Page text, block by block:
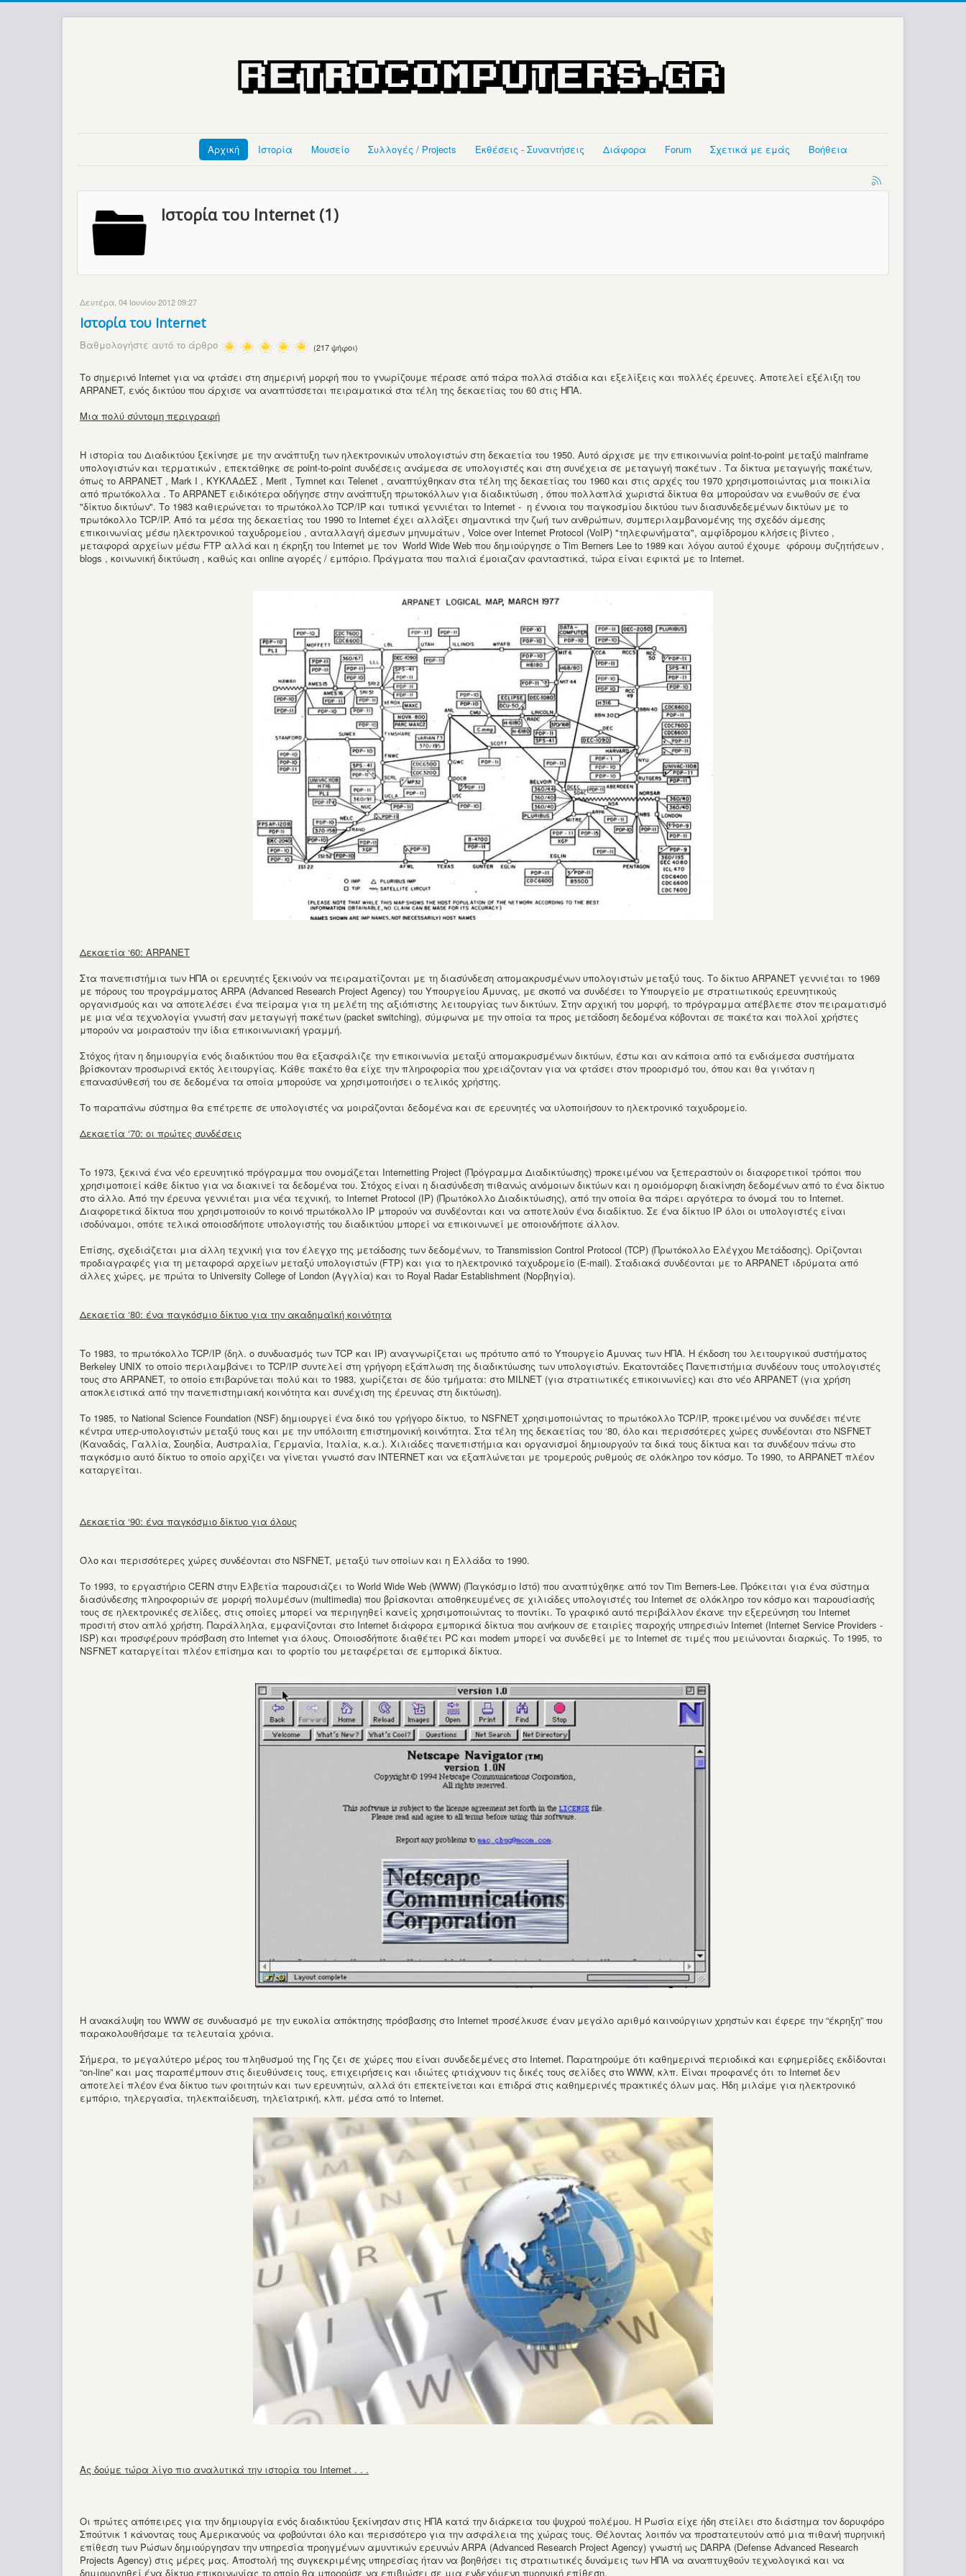
Αρχική Ιστορία Μουσείο Συλλογές / Projects Εκθέσεις - Συναντήσεις Διάφορα Forum Σχετικά με εμάς Βοήθεια
Ιστορία του Internet (1)
Δευτέρα, 04 Ιουνίου 2012 09:27
Ιστορία του Internet
Βαθμολογήστε αυτό το άρθρο (217 ψήφοι)
Το σημερινό Internet για να φτάσει στη σημερινή μορφή που το γνωρίζουμε πέρασε από πάρα πολλά στάδια και εξελίξεις και πολλές έρευνες. Αποτελεί εξέλιξη του
ARPANET, ενός δικτύου που άρχισε να αναπτύσσεται πειραματικά στα τέλη της δεκαετίας του 60 στις ΗΠΑ.
Μια πολύ σύντομη περιγραφή
Η ιστορία του Διαδικτύου ξεκίνησε με την ανάπτυξη των ηλεκτρονικών υπολογιστών στη δεκαετία του 1950. Αυτό άρχισε με την επικοινωνία point-to-point μεταξύ mainframe
υπολογιστών και τερματικών , επεκτάθηκε σε point-to-point συνδέσεις ανάμεσα σε υπολογιστές και στη συνέχεια σε μεταγωγή πακέτων . Τα δίκτυα μεταγωγής πακέτων,
όπως το ARPANET , Mark I , ΚΥΚΛΑΔΕΣ , Merit , Tymnet και Telenet , αναπτύχθηκαν στα τέλη της δεκαετίας του 1960 και στις αρχές του 1970 χρησιμοποιώντας μια ποικιλία
από πρωτόκολλα . Το ARPANET ειδικότερα οδήγησε στην ανάπτυξη πρωτοκόλλων για διαδικτύωση , όπου πολλαπλά χωριστά δίκτυα θα μπορούσαν να ενωθούν σε ένα
"δίκτυο δικτύων". Το 1983 καθιερώνεται το πρωτόκολλο TCP/IP και τυπικά γεννιέται το Internet - η έννοια του παγκοσμίου δικτύου των διασυνδεδεμένων δικτύων με το
πρωτόκολλο TCP/IP. Από τα μέσα της δεκαετίας του 1990 το Internet έχει αλλάξει σημαντικά την ζωή των ανθρώπων, συμπεριλαμβανομένης της σχεδόν άμεσης
επικοινωνίας μέσω ηλεκτρονικού ταχυδρομείου , ανταλλαγή άμεσων μηνυμάτων , Voice over Internet Protocol (VoIP) "τηλεφωνήματα", αμφίδρομου κλήσεις βίντεο ,
μεταφορά αρχείων μέσω FTP αλλά και η έκρηξη του Internet με τον World Wide Web που δημιούργησε ο Tim Berners Lee to 1989 και λόγου αυτού έχουμε φόρουμ συζητήσεων ,
blogs , κοινωνική δικτύωση , καθώς και online αγορές / εμπόριο. Πράγματα που παλιά έμοιαζαν φανταστικά, τώρα είναι εφικτά με το Internet.
Δεκαετία ‘60: ARPANET
Στα πανεπιστήμια των ΗΠΑ οι ερευνητές ξεκινούν να πειραματίζονται με τη διασύνδεση απομακρυσμένων υπολογιστών μεταξύ τους. Το δίκτυο ARPANET γεννιέται το 1969
με πόρους του προγράμματος ARPA (Advanced Research Project Agency) του Υπουργείου Άμυνας, με σκοπό να συνδέσει το Υπουργείο με στρατιωτικούς ερευνητικούς
οργανισμούς και να αποτελέσει ένα πείραμα για τη μελέτη της αξιόπιστης λειτουργίας των δικτύων. Στην αρχική του μορφή, το πρόγραμμα απέβλεπε στον πειραματισμό
με μια νέα τεχνολογία γνωστή σαν μεταγωγή πακέτων (packet switching), σύμφωνα με την οποία τα προς μετάδοση δεδομένα κόβονται σε πακέτα και πολλοί χρήστες
μπορούν να μοιραστούν την ίδια επικοινωνιακή γραμμή.
Στόχος ήταν η δημιουργία ενός διαδικτύου που θα εξασφάλιζε την επικοινωνία μεταξύ απομακρυσμένων δικτύων, έστω και αν κάποια από τα ενδιάμεσα συστήματα
βρίσκονταν προσωρινά εκτός λειτουργίας. Κάθε πακέτο θα είχε την πληροφορία που χρειάζονταν για να φτάσει στον προορισμό του, όπου και θα γινόταν η
επανασύνθεσή του σε δεδομένα τα οποία μπορούσε να χρησιμοποιήσει ο τελικός χρήστης.
Το παραπάνω σύστημα θα επέτρεπε σε υπολογιστές να μοιράζονται δεδομένα και σε ερευνητές να υλοποιήσουν το ηλεκτρονικό ταχυδρομείο.
Δεκαετία ‘70: οι πρώτες συνδέσεις
Το 1973, ξεκινά ένα νέο ερευνητικό πρόγραμμα που ονομάζεται Internetting Project (Πρόγραμμα Διαδικτύωσης) προκειμένου να ξεπεραστούν οι διαφορετικοί τρόποι που
χρησιμοποιεί κάθε δίκτυο για να διακινεί τα δεδομένα του. Στόχος είναι η διασύνδεση πιθανώς ανόμοιων δικτύων και η ομοιόμορφη διακίνηση δεδομένων από το ένα δίκτυο
στο άλλο. Από την έρευνα γεννιέται μια νέα τεχνική, το Internet Protocol (IP) (Πρωτόκολλο Διαδικτύωσης), από την οποία θα πάρει αργότερα το όνομά του το Internet.
Διαφορετικά δίκτυα που χρησιμοποιούν το κοινό πρωτόκολλο IP μπορούν να συνδέονται και να αποτελούν ένα διαδίκτυο. Σε ένα δίκτυο IP όλοι οι υπολογιστές είναι
ισοδύναμοι, οπότε τελικά οποιοσδήποτε υπολογιστής του διαδικτύου μπορεί να επικοινωνεί με οποιονδήποτε άλλον.
Επίσης, σχεδιάζεται μια άλλη τεχνική για τον έλεγχο της μετάδοσης των δεδομένων, το Transmission Control Protocol (TCP) (Πρωτόκολλο Ελέγχου Μετάδοσης). Ορίζονται
προδιαγραφές για τη μεταφορά αρχείων μεταξύ υπολογιστών (FTP) και για το ηλεκτρονικό ταχυδρομείο (E-mail). Σταδιακά συνδέονται με το ARPANET ιδρύματα από
άλλες χώρες, με πρώτα το University College of London (Αγγλία) και το Royal Radar Establishment (Νορβηγία).
Δεκαετία ‘80: ένα παγκόσμιο δίκτυο για την ακαδημαϊκή κοινότητα
Το 1983, το πρωτόκολλο TCP/IP (δηλ. ο συνδυασμός των TCP και IP) αναγνωρίζεται ως πρότυπο από το Υπουργείο Άμυνας των ΗΠΑ. Η έκδοση του λειτουργικού συστήματος
Berkeley UNIX το οποίο περιλαμβάνει το TCP/IP συντελεί στη γρήγορη εξάπλωση της διαδικτύωσης των υπολογιστών. Εκατοντάδες Πανεπιστήμια συνδέουν τους υπολογιστές
τους στο ARPANET, το οποίο επιβαρύνεται πολύ και το 1983, χωρίζεται σε δύο τμήματα: στο MILNET (για στρατιωτικές επικοινωνίες) και στο νέο ARPANET (για χρήση
αποκλειστικά από την πανεπιστημιακή κοινότητα και συνέχιση της έρευνας στη δικτύωση).
Το 1985, το National Science Foundation (NSF) δημιουργεί ένα δικό του γρήγορο δίκτυο, το NSFNET χρησιμοποιώντας το πρωτόκολλο TCP/IP, προκειμένου να συνδέσει πέντε
κέντρα υπερ-υπολογιστών μεταξύ τους και με την υπόλοιπη επιστημονική κοινότητα. Στα τέλη της δεκαετίας του ‘80, όλο και περισσότερες χώρες συνδέονται στο NSFNET
(Καναδάς, Γαλλία, Σουηδία, Αυστραλία, Γερμανία, Ιταλία, κ.α.). Χιλιάδες πανεπιστήμια και οργανισμοί δημιουργούν τα δικά τους δίκτυα και τα συνδέουν πάνω στο
παγκόσμιο αυτό δίκτυο το οποίο αρχίζει να γίνεται γνωστό σαν INTERNET και να εξαπλώνεται με τρομερούς ρυθμούς σε ολόκληρο τον κόσμο. Το 1990, το ARPANET πλέον
καταργείται.
Δεκαετία ‘90: ένα παγκόσμιο δίκτυο για όλους
Όλο και περισσότερες χώρες συνδέονται στο NSFNET, μεταξύ των οποίων και η Ελλάδα τo 1990.
Το 1993, το εργαστήριο CERN στην Ελβετία παρουσιάζει το World Wide Web (WWW) (Παγκόσμιο Ιστό) που αναπτύχθηκε από τον Tim Berners-Lee. Πρόκειται για ένα σύστημα
διασύνδεσης πληροφοριών σε μορφή πολυμέσων (multimedia) που βρίσκονται αποθηκευμένες σε χιλιάδες υπολογιστές του Internet σε ολόκληρο τον κόσμο και παρουσίασής
τους σε ηλεκτρονικές σελίδες, στις οποίες μπορεί να περιηγηθεί κανείς χρησιμοποιώντας το ποντίκι. To γραφικό αυτό περιβάλλον έκανε την εξερεύνηση του Internet
προσιτή στον απλό χρήστη. Παράλληλα, εμφανίζονται στο Internet διάφορα εμπορικά δίκτυα που ανήκουν σε εταιρίες παροχής υπηρεσιών Internet (Internet Service Providers -
ISP) και προσφέρουν πρόσβαση στο Internet για όλους. Οποιοσδήποτε διαθέτει PC και modem μπορεί να συνδεθεί με το Internet σε τιμές που μειώνονται διαρκώς. Το 1995, το
NSFNET καταργείται πλέον επίσημα και το φορτίο του μεταφέρεται σε εμπορικά δίκτυα.
Η ανακάλυψη του WWW σε συνδυασμό με την ευκολία απόκτησης πρόσβασης στο Internet προσέλκυσε έναν μεγάλο αριθμό καινούργιων χρηστών και έφερε την “έκρηξη” που
παρακολουθήσαμε τα τελευταία χρόνια.
Σήμερα, το μεγαλύτερο μέρος του πληθυσμού της Γης ζει σε χώρες που είναι συνδεδεμένες στο Internet. Παρατηρούμε ότι καθημερινά περιοδικά και εφημερίδες εκδίδονται
“on-line” και μας παραπέμπουν στις διευθύνσεις τους, επιχειρήσεις και ιδιώτες φτιάχνουν τις δικές τους σελίδες στο WWW, κλπ. Είναι προφανές ότι το Internet δεν
αποτελεί πλέον ένα δίκτυο των φοιτητών και των ερευνητών, αλλά ότι επεκτείνεται και επιδρά στις καθημερινές πρακτικές όλων μας. Ήδη μιλάμε για ηλεκτρονικό
εμπόριο, τηλεργασία, τηλεκπαίδευση, τηλεϊατρική, κλπ. μέσα από το Internet.
Ας δούμε τώρα λίγο πιο αναλυτικά την ιστορία του Internet . . .
Οι πρώτες απόπειρες για την δημιουργία ενός διαδικτύου ξεκίνησαν στις ΗΠΑ κατά την διάρκεια του ψυχρού πολέμου. Η Ρωσία είχε ήδη στείλει στο διάστημα τον δορυφόρο
Σπούτνικ 1 κάνοντας τους Αμερικανούς να φοβούνται όλο και περισσότερο για την ασφάλεια της χώρας τους. Θέλοντας λοιπόν να προστατευτούν από μια πιθανή πυρηνική
επίθεση των Ρώσων δημιούργησαν την υπηρεσία προηγμένων αμυντικών ερευνών ARPA (Advanced Research Project Agency) γνωστή ως DARPA (Defense Advanced Research
Projects Agency) στις μέρες μας. Αποστολή της συγκεκριμένης υπηρεσίας ήταν να βοηθήσει τις στρατιωτικές δυνάμεις των ΗΠΑ να αναπτυχθούν τεχνολογικά και να
δημιουργηθεί ένα δίκτυο επικοινωνίας το οποίο θα μπορούσε να επιβιώσει σε μια ενδεχόμενη πυρηνική επίθεση.